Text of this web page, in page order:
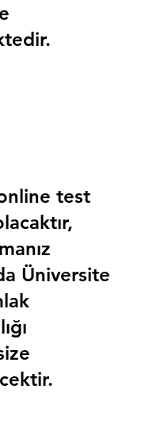
online test
Üniversite